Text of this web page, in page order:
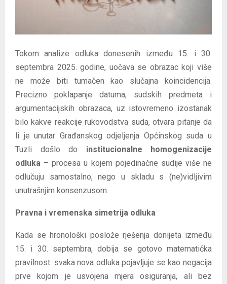
Tokom analize odluka donesenih između 15. i 30.
septembra 2025. godine, uočava se obrazac koji više
ne može biti tumačen kao slučajna koincidencija.
Precizno poklapanje datuma, sudskih predmeta i
argumentacijskih obrazaca, uz istovremeno izostanak
bilo kakve reakcije rukovodstva suda, otvara pitanje da
li je unutar Građanskog odjeljenja Općinskog suda u
Tuzli došlo do institucionalne homogenizacije
odluka – procesa u kojem pojedinačne sudije više ne
odlučuju samostalno, nego u skladu s (ne)vidljivim
unutrašnjim konsenzusom.
Pravna i vremenska simetrija odluka
Kada se hronološki poslože rješenja donijeta između
15. i 30. septembra, dobija se gotovo matematička
pravilnost: svaka nova odluka pojavljuje se kao negacija
prve kojom je usvojena mjera osiguranja, ali bez